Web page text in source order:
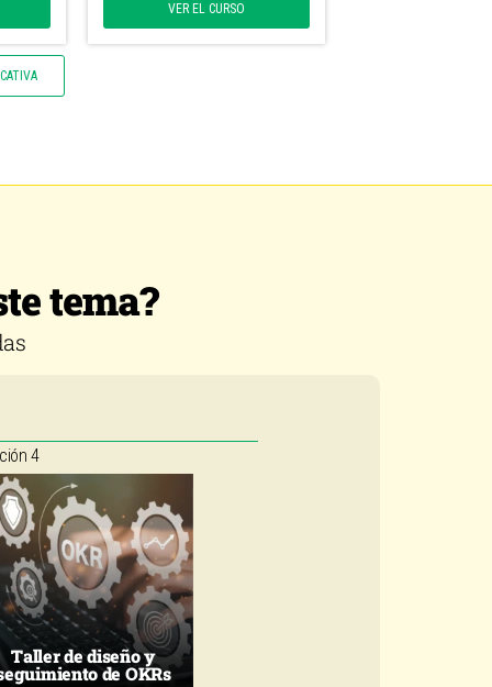
VER EL CURSO
tema?
4
Taller de diseño y
de OKRs